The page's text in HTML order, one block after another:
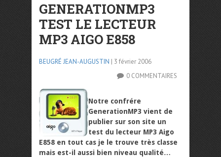
GENERATIONMP3
TEST LE LECTEUR
MP3 AIGO E858
BEUGRÉ JEAN-AUGUSTIN | 3 février 2006
0 COMMENTAIRES
Notre confrére
GenerationMP3 vient de
publier sur son site un
test du lecteur MP3 Aigo
E858 en tout cas je le trouve très classe
mais est-il aussi bien niveau qualité…